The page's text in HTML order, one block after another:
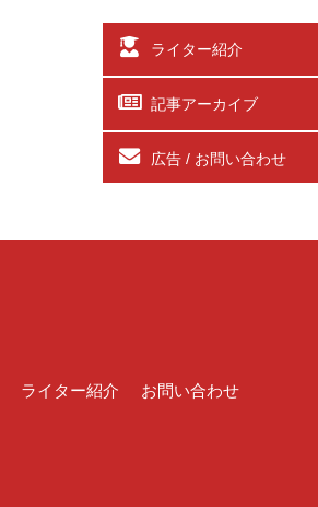
ライター紹介
記事アーカイブ
広告 / お問い合わせ
ライター紹介 お問い合わせ